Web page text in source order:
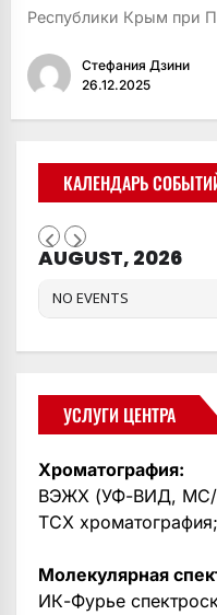
Республики Крым при
Стефания Дзини
26.12.2025
КАЛЕНДАРЬ
AUGUST, 2026
NO EVENTS
УСЛУГИ ЦЕНТРА
Хроматография:
ВЭЖХ (УФ-ВИД,
ТСХ хроматография;
Молекулярная
ИК-Фурье